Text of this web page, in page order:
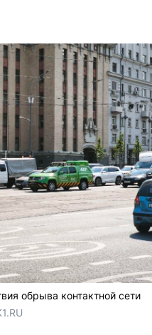
обрыва контактной сети